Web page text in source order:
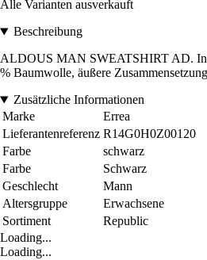
Alle Varianten ausverkauft
Beschreibung
ALDOUS MAN SWEATSHIRT AD.
% Baumwolle, äußere
Zusätzliche Informationen
Marke
Errea
Lieferantenreferenz R14G0H0Z00120
Farbe
schwarz
Farbe
Schwarz
Geschlecht
Mann
Altersgruppe
Erwachsene
Sortiment
Republic
Loading...
Loading...